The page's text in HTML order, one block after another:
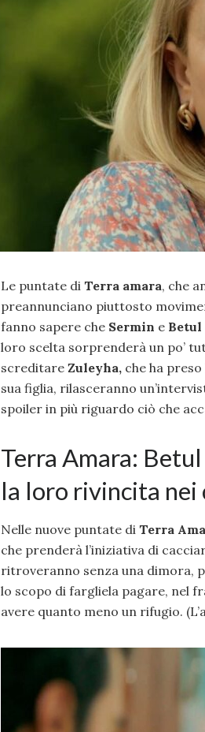
Le puntate di Terra amara, che
preannunciano piuttosto
fanno sapere che Sermin e Betul
loro scelta sorprenderà un po’
screditare Zuleyha, che ha
sua figlia, rilasceranno
spoiler in più riguardo ciò che
Terra Amara:
la loro rivincita
Nelle nuove puntate di Terra
che prenderà l’iniziativa di
ritroveranno senza una dimora,
lo scopo di fargliela pagare, nel
avere quanto meno un rifugio.